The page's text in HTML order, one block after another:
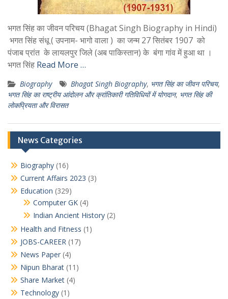
भगत सिंह का जीवन परिचय (Bhagat Singh Biography in Hindi)
भगत सिंह संधू ( उपनाम- भागो वाला ) का जन्म 27 सितंबर 1907 को
पंजाब प्रांत के लायलपुर जिले (अब पाकिस्तान) के बंगा गांव में हुआ था ।
भगत सिंह Read More …
Biography Bhagat Singh Biography, भगत सिंह का जीवन परिचय,
भगत सिंह का राष्ट्रीय आंदोलन और क्रांतिकारी गतिविधियों में योगदान, भगत सिंह की
लोकप्रियता और विरासत
News Categories
Biography (16)
Current Affairs 2023 (3)
Education (329)
Computer GK (4)
Indian Ancient History (2)
Health and Fitness (1)
JOBS-CAREER (17)
News Paper (4)
Nipun Bharat (11)
Share Market (4)
Technology (1)